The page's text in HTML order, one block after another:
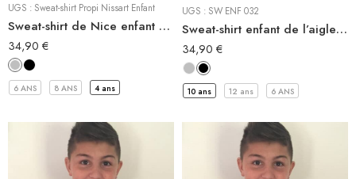
UGS : Sweat-shirt Propi Nissart Enfant
Sweat-shirt de Nice enfant PROPI NISSART
34,90 €
6 ANS 8 ANS 4 ans
UGS : SW ENF 032
Sweat-shirt enfant de l’aigle MEFI SIEÙ NISSART
34,90 €
10 ans 12 ans 6 ANS